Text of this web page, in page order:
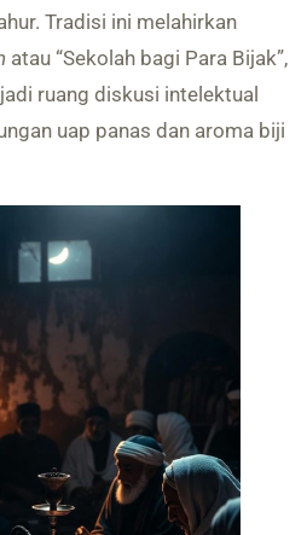
Tradisi ini melahirkan
atau “Sekolah bagi Para Bijak”,
ruang diskusi intelektual
uap panas dan aroma biji